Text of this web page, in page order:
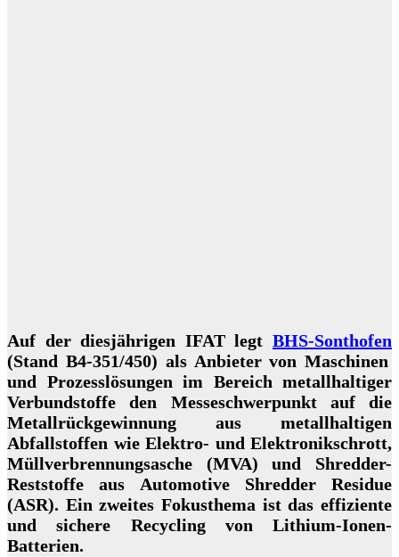
Auf der diesjährigen IFAT legt BHS-Sonthofen
(Stand B4-351/450) als Anbieter von Maschinen
und Prozesslösungen im Bereich metallhaltiger
Verbundstoffe den Messeschwerpunkt auf die
Metallrückgewinnung aus metallhaltigen
Abfallstoffen wie Elektro- und Elektronikschrott,
Müllverbrennungsasche (MVA) und Shredder-
Reststoffe aus Automotive Shredder Residue
(ASR). Ein zweites Fokusthema ist das effiziente
und sichere Recycling von Lithium-Ionen-
Batterien.